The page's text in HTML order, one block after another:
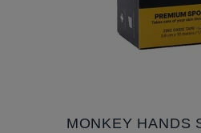
MONKEY HANDS